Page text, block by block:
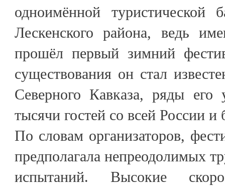
одноимённой
Лескенского района, ведь
прошёл первый зимний
существования он стал
Северного Кавказа, ряды его
тысячи гостей со всей России и
По словам организаторов,
предполагала непреодолимых
испытаний. Высокие